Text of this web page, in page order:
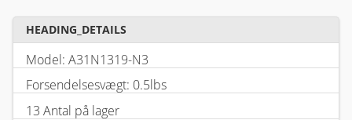
HEADING_DETAILS
Model: A31N1319-N3
Forsendelsesvægt: 0.5lbs
13 Antal på lager